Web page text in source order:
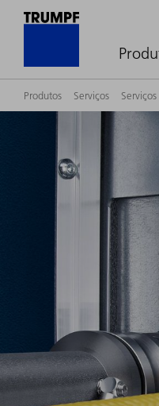
Produtos Serviços